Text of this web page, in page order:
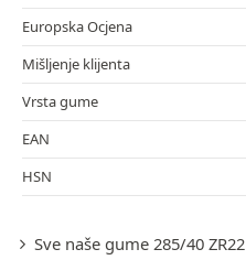
Europska Ocjena
Mišljenje klijenta
Vrsta gume
EAN
HSN
Sve naše gume 285/40 ZR22